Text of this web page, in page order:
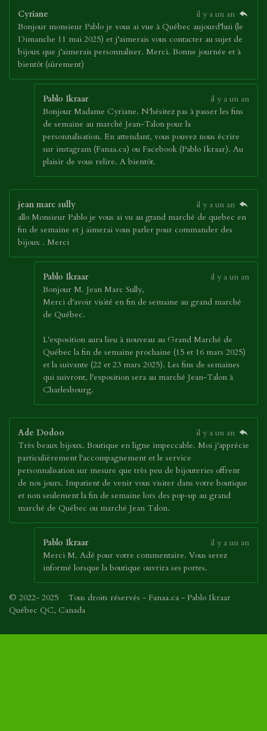
Cyriane
il y a un an
Bonjour monsieur Pablo je vous ai vue à Québec aujourd’hui (le
Dimanche 11 mai 2025) et j’aimerais vous contacter au sujet de
bijoux que j’aimerais personnaliser. Merci. Bonne journée et à
bientôt (sûrement)
Pablo Ikraar
il y a un an
Bonjour Madame Cyriane. N'hésitez pas à passer les fins
de semaine au marché Jean-Talon pour la
personnalisation. En attendant, vous pouvez nous écrire
sur instagram (Fanaa.ca) ou Facebook (Pablo Ikraar). Au
plaisir de vous relire. A bientôt.
jean marc sully
il y a un an
allo Monsieur Pablo je vous ai vu au gtand marché de quebec en
fin de semaine et j aimerai vous parler pour commander des
bijoux . Merci
Pablo Ikraar
il y a un an
Bonjour M. Jean Marc Sully,
Merci d'avoir visité en fin de semaine au grand marché
de Québec.
L'exposition aura lieu à nouveau au Grand Marché de
Québec la fin de semaine prochaine (15 et 16 mars 2025)
et la suivante (22 et 23 mars 2025). Les fins de semaines
qui suivront, l'exposition sera au marché Jean-Talon à
Charlesbourg.
Ade Dodoo
il y a un an
Très beaux bijoux. Boutique en ligne impeccable. Moi j'apprécie
particulièrement l'accompagnement et le service
personnalisation sur mesure que très peu de bijouteries offrent
de nos jours. Impatient de venir vous visiter dans votre boutique
et non seulement la fin de semaine lors des pop-up au grand
marché de Québec ou marché Jean Talon.
Pablo Ikraar
il y a un an
Merci M. Adé pour votre commentaire. Vous serez
informé lorsque la boutique ouvrira ses portes.
© 2022- 2025 Tous droits réservés - Fanaa.ca - Pablo Ikraar
Québec QC, Canada